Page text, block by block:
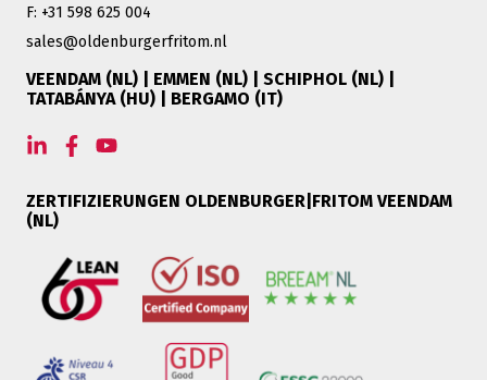
F: +31 598 625 004
sales@oldenburgerfritom.nl
VEENDAM (NL) | EMMEN (NL) | SCHIPHOL (NL) |
TATABÁNYA (HU) | BERGAMO (IT)
ZERTIFIZIERUNGEN OLDENBURGER|FRITOM VEENDAM
(NL)